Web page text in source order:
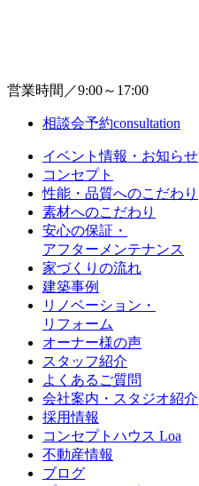
営業時間／9:00～17:00
相談会予約consultation
イベント情報・お知らせ
コンセプト
性能・品質へのこだわり
素材へのこだわり
安心の保証・
アフターメンテナンス
家づくりの流れ
建築事例
リノベーション・
リフォーム
オーナー様の声
スタッフ紹介
よくあるご質問
会社案内・スタジオ紹介
採用情報
コンセプトハウス Loa
不動産情報
ブログ